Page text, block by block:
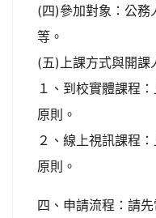
(四)參加對象：公務
等。
(五)上課方式與開課
１、到校實體課程
原則。
２、線上視訊課程
原則。
四、申請流程：請